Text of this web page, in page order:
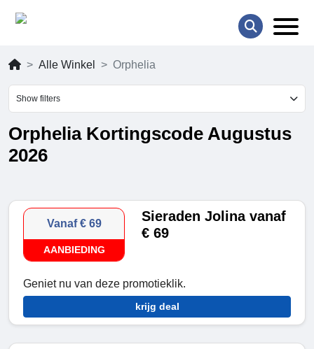
Alle Winkel Orphelia
Show filters
Orphelia Kortingscode Augustus
2026
Vanaf € 69
AANBIEDING
Sieraden Jolina vanaf
€ 69
Geniet nu van deze promotieklik.
krijg deal